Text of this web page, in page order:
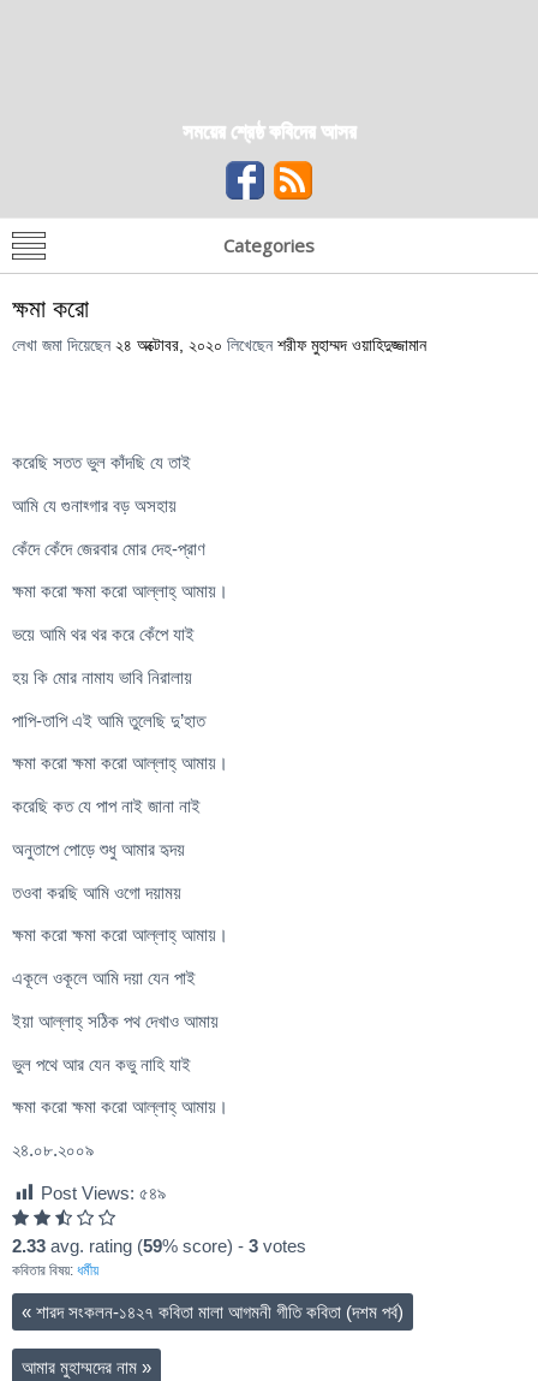
সময়ের শ্রেষ্ঠ কবিদের আসর
Categories
ক্ষমা করো
লেখা জমা দিয়েছেন ২৪ অক্টোবর, ২০২০ লিখেছেন শরীফ মুহাম্মদ ওয়াহিদুজ্জামান
করেছি সতত ভুল কাঁদছি যে তাই
আমি যে গুনাহ্গার বড় অসহায়
কেঁদে কেঁদে জেরবার মোর দেহ-প্রাণ
ক্ষমা করো ক্ষমা করো আল্লাহ্ আমায়।
ভয়ে আমি থর থর করে কেঁপে যাই
হয় কি মোর নামায ভাবি নিরালায়
পাপি-তাপি এই আমি তুলেছি দু’হাত
ক্ষমা করো ক্ষমা করো আল্লাহ্ আমায়।
করেছি কত যে পাপ নাই জানা নাই
অনুতাপে পোড়ে শুধু আমার হৃদয়
তওবা করছি আমি ওগো দয়াময়
ক্ষমা করো ক্ষমা করো আল্লাহ্ আমায়।
একূলে ওকূলে আমি দয়া যেন পাই
ইয়া আল্লাহ্ সঠিক পথ দেখাও আমায়
ভুল পথে আর যেন কভু নাহি যাই
ক্ষমা করো ক্ষমা করো আল্লাহ্ আমায়।
২৪.০৮.২০০৯
Post Views: ৫৪৯
2.33 avg. rating (59% score) - 3 votes
কবিতার বিষয়: ধর্মীয়
« শারদ সংকলন-১৪২৭ কবিতা মালা আগমনী গীতি কবিতা (দশম পর্ব)
আমার মুহাম্মদের নাম »